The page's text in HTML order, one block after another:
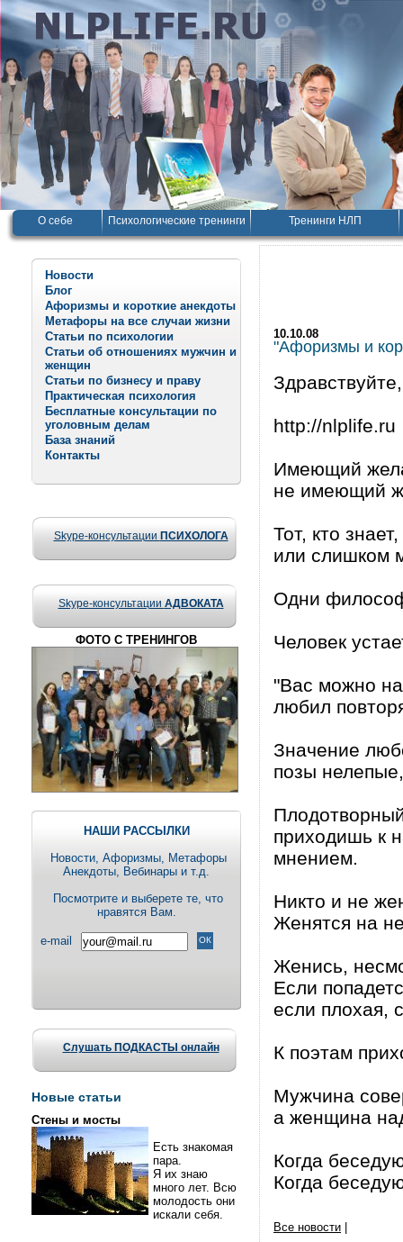
О себе Психологические тренинги Тренинги НЛП
Новости
Блог
Афоризмы и короткие анекдоты
Метафоры на все случаи жизни
Статьи по психологии
Статьи об отношениях мужчин и
женщин
Статьи по бизнесу и праву
Практическая психология
Бесплатные консультации по
уголовным делам
База знаний
Контакты
Skype-консультации ПСИХОЛОГА
Skype-консультации АДВОКАТА
ФОТО С ТРЕНИНГОВ
НАШИ РАССЫЛКИ
Новости, Aфоризмы, Метафоры
Анекдоты, Вебинары и т.д.
Посмотрите и выберете те, что
нравятся Вам.
e-mail
Слушать ПОДКАСТЫ онлайн
Новые статьи
Стены и мосты
Есть знакомая
пара.
Я их знаю
много лет. Всю
молодость они
искали себя.
10.10.08
"Афоризмы и
http://nlplife.ru
Имеющий
не имеющий
Тот, кто
или слишком
Одни
Человек
"Вас можно
любил
Значение
позы
приходишь к
мнением.
Никто и не
Женятся на
Женись,
Если
если плохая,
К поэтам
Мужчина
а женщина
Когда
Когда
Все новости